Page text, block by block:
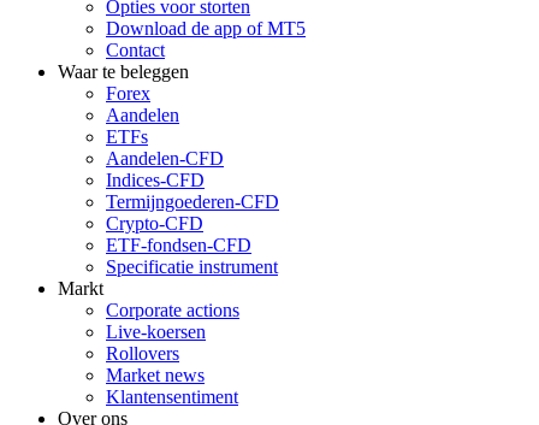
Opties voor storten
Download de app of MT5
Contact
Waar te beleggen
Forex
Aandelen
ETFs
Aandelen-CFD
Indices-CFD
Termijngoederen-CFD
Crypto-CFD
ETF-fondsen-CFD
Specificatie instrument
Markt
Corporate actions
Live-koersen
Rollovers
Market news
Klantensentiment
Over ons